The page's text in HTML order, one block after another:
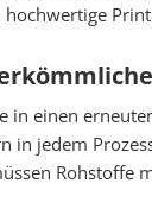
in einen
in jedem
Rohstoffe